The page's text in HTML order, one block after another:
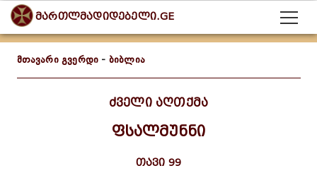
მართლმადიდებელი.GE
მთავარი გვერდი - ბიბლია
ძველი აღთქმა
ფსალმუნნი
თავი 99